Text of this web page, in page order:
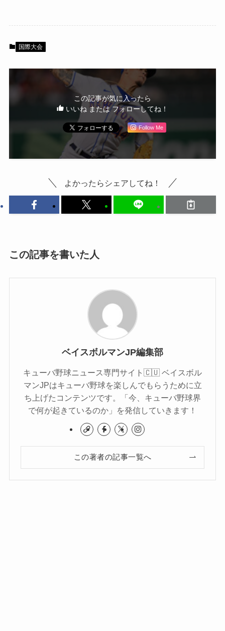
国際大会
この記事が気に入ったら
いいね または フォローしてね！
Follow Me
よかったらシェアしてね！
この記事を書いた人
ベイスボルマンJP編集部
キューバ野球ニュース専門サイト🇨🇺 ベイスボル
マンJPはキューバ野球を楽しんでもらうために立
ち上げたコンテンツです。「今、キューバ野球界
で何が起きているのか」を発信していきます！
この著者の記事一覧へ